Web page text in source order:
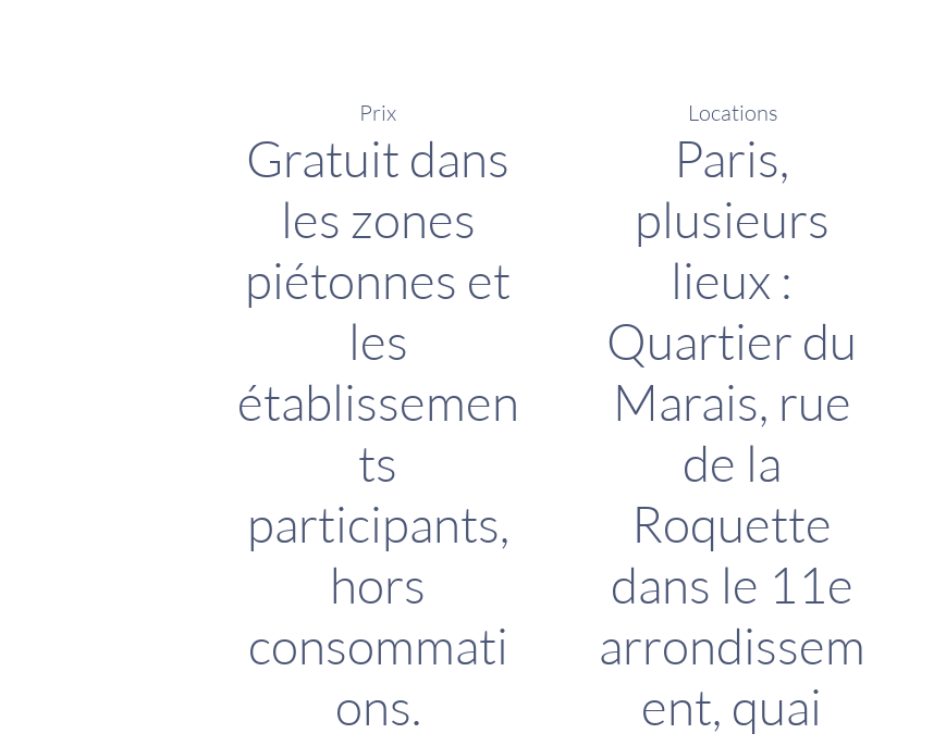
Gratuit dans
les zones
piétonnes et
les
établissemen
ts
participants,
hors
consommati
ons.
Prix
Paris,
plusieurs
lieux :
Quartier du
Marais, rue
de la
Roquette
dans le 11e
arrondissem
ent, quai
Locations